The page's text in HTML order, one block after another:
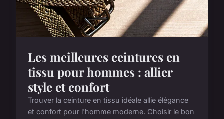
Les meilleures ceintures en
tissu pour hommes : allier
style et confort
Trouver la ceinture en tissu idéale allie élégance
et confort pour l'homme moderne. Choisir le bon